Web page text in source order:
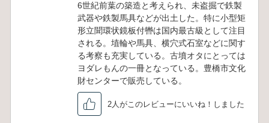
6世紀前葉の築造と考えられ、未盗掘で鉄製
武器や鉄製馬具などが出土した。特に小型矩
形立聞環状鏡板付轡は国内最古級として注目
される。埴輪や馬具、横穴式石室などに関す
る考察も充実している。古墳オタにとっては
ヨダレもんの一冊となっている。豊橋市文化
財センターで販売している。
2人がこのレビューにいいね！しました